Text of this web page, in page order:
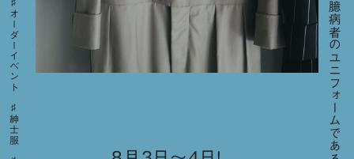
オーダーイベント
紳士服